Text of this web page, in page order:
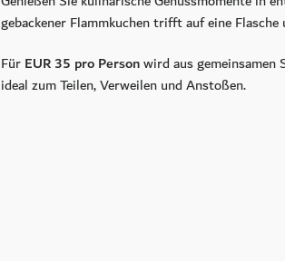
gebackener Flammkuchen trifft auf eine
FürEUR 35 pro Personwird aus gemeinsamen
ideal zum Teilen, Verweilen und Anstoßen.